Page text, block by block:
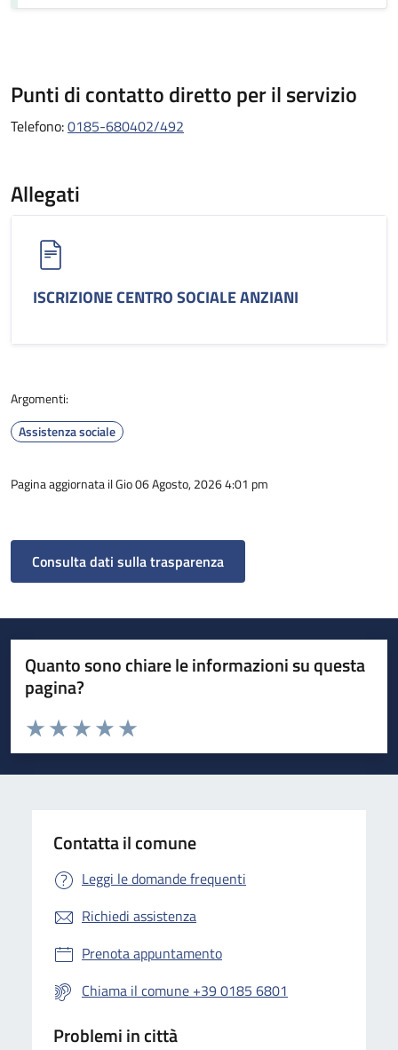
Punti di contatto diretto per il servizio
Telefono:0185-680402/492
Allegati
ISCRIZIONE CENTRO SOCIALE ANZIANI
Argomenti:
Assistenza sociale
Pagina aggiornata il Gio 06 Agosto, 2026 4:01 pm
Consulta dati sulla trasparenza
Quanto sono chiare le informazioni su questa
pagina?
Valuta da 1 a 5 stelle la pagina
Valuta 5 stelle su 5
Valuta 4 stelle su 5
Valuta 3 stelle su 5
Valuta 2 stelle su 5
Valuta 1 stelle su 5
Contatta il comune
Leggi le domande frequenti
Richiedi assistenza
Prenota appuntamento
Chiama il comune +39 0185 6801
Problemi in città